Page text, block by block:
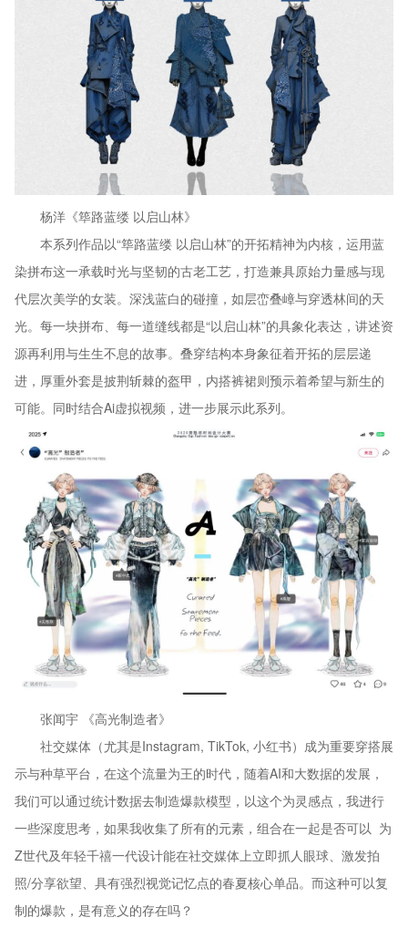
杨洋《筚路蓝缕 以启山林》
本系列作品以“筚路蓝缕 以启山林”的开拓精神为内核，运用蓝
染拼布这一承载时光与坚韧的古老工艺，打造兼具原始力量感与现
代层次美学的女装。深浅蓝白的碰撞，如层峦叠嶂与穿透林间的天
光。每一块拼布、每一道缝线都是“以启山林”的具象化表达，讲述资
源再利用与生生不息的故事。叠穿结构本身象征着开拓的层层递
进，厚重外套是披荆斩棘的盔甲，内搭裤裙则预示着希望与新生的
可能。同时结合Ai虚拟视频，进一步展示此系列。
张闻宇 《高光制造者》
社交媒体（尤其是Instagram, TikTok, 小红书）成为重要穿搭展
示与种草平台，在这个流量为王的时代，随着AI和大数据的发展，
我们可以通过统计数据去制造爆款模型，以这个为灵感点，我进行
一些深度思考，如果我收集了所有的元素，组合在一起是否可以 为
Z世代及年轻千禧一代设计能在社交媒体上立即抓人眼球、激发拍
照/分享欲望、具有强烈视觉记忆点的春夏核心单品。而这种可以复
制的爆款，是有意义的存在吗？